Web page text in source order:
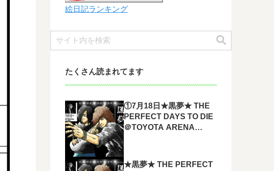
絵日記ランキング
たくさん読まれてます
①7月18日★黒夢★ THE
PERFECT DAYS TO DIE
＠TOYOTA ARENA
★黒夢★ THE PERFECT